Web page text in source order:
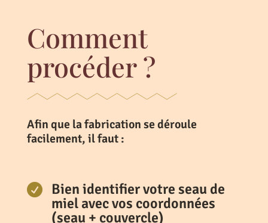
Comment
procéder ?
Afin que la fabrication se déroule
facilement, il faut :

Bien identifier votre seau de
miel avec vos coordonnées
(seau + couvercle)